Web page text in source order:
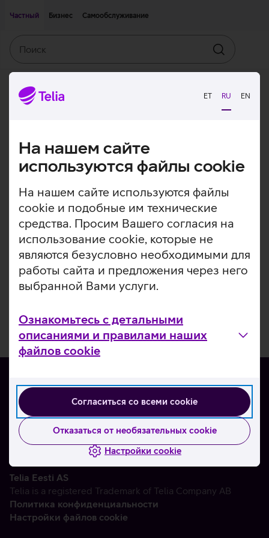
ET RU EN
На нашем сайте
используются файлы cookie
На нашем сайте используются файлы
cookie и подобные им технические
средства. Просим Вашего согласия на
использование cookie, которые не
являются безусловно необходимыми для
работы сайта и предложения через него
выбранной Вами услуги.
Ознакомьтесь с детальными
описаниями и правилами наших
файлов cookie
Согласиться со всеми cookie
Отказаться от необязательных cookie
Настройки cookie
Частный
Бизнес Самообслуживание
Искать
О нас
Контакты
Партнерам
Telia Eesti AS
Telia is a registered Trademark of Telia Company AB
Политика конфиденциальности
Настройки файлов cookie